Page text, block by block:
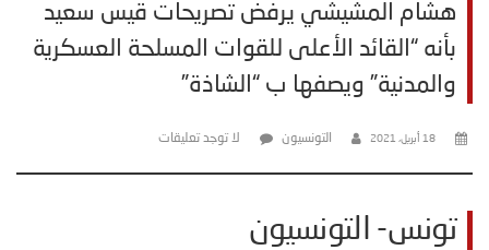
هشام المشيشي يرفض تصريحات قيس سعيد
بأنه “القائد الأعلى للقوات المسلحة العسكرية
والمدنية” ويصفها ب “الشاذة”
18 أبريل، 2021 التونسيون لا توجد تعليقات
تونس- التونسيون